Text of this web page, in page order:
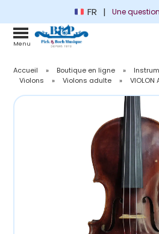
FR Une
Menu
Accueil » Boutique en ligne »
Violons
» Violons adulte » VIOLON